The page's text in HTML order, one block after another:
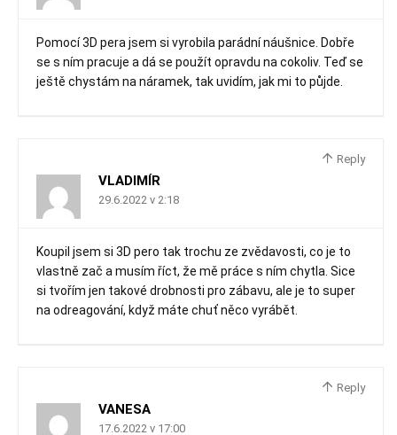
Pomocí 3D pera jsem si vyrobila parádní náušnice. Dobře
se s ním pracuje a dá se použít opravdu na cokoliv. Teď se
ještě chystám na náramek, tak uvidím, jak mi to půjde.
Reply
VLADIMÍR
29.6.2022 v 2:18
Koupil jsem si 3D pero tak trochu ze zvědavosti, co je to
vlastně zač a musím říct, že mě práce s ním chytla. Sice
si tvořím jen takové drobnosti pro zábavu, ale je to super
na odreagování, když máte chuť něco vyrábět.
Reply
VANESA
17.6.2022 v 17:00